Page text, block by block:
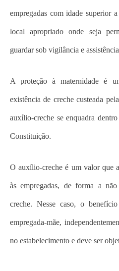
empregadas com idade superior
local apropriado onde seja
guardar sob vigilância e
A proteção à maternidade é
existência de creche custeada
auxílio-creche se enquadra
Constituição.
O auxílio-creche é um valor que
às empregadas, de forma a
creche. Nesse caso, o
empregada-mãe,
no estabelecimento e deve ser